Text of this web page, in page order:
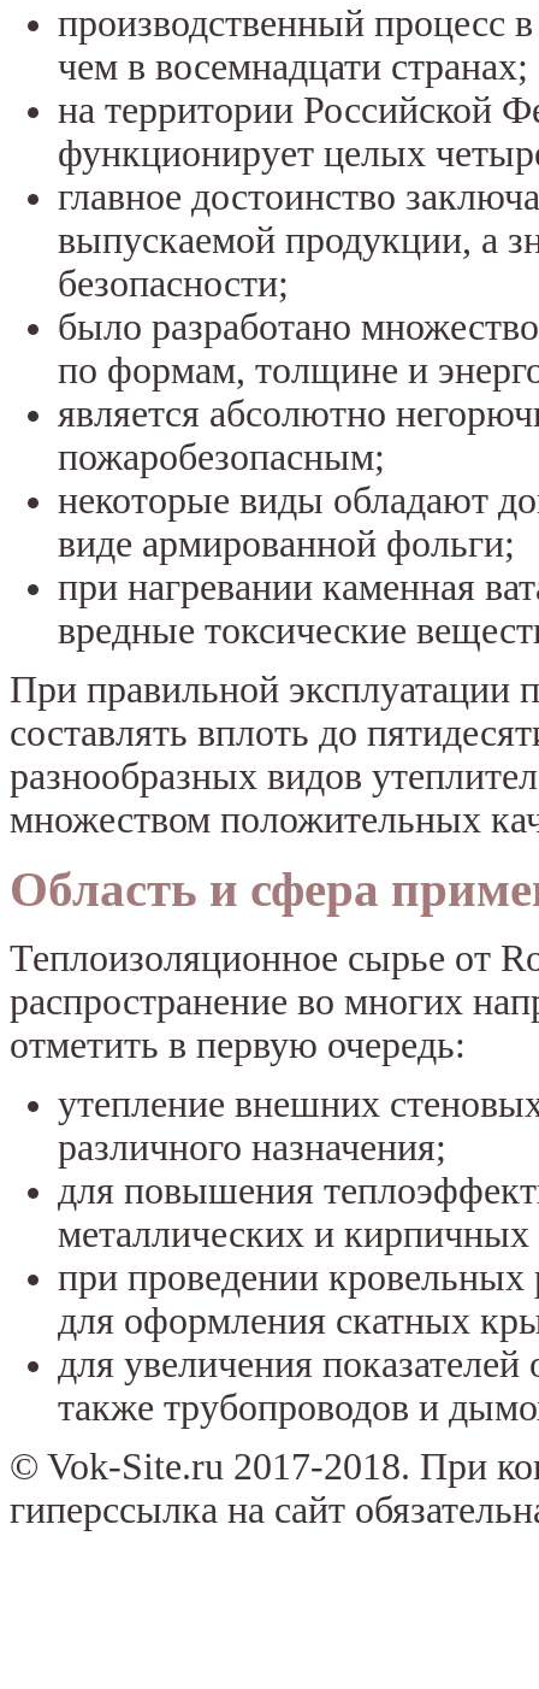
производственный процесс
чем в восемнадцати странах;
на территории Российской
функционирует целых
главное достоинство
выпускаемой продукции, а
безопасности;
было разработано
по формам, толщине и
является абсолютно
пожаробезопасным;
некоторые виды обладают
виде армированной фольги;
при нагревании каменная
вредные токсические
При правильной эксплуатации
составлять вплоть до
разнообразных видов
множеством положительных
Область и сфера
Теплоизоляционное сырье от
распространение во многих
отметить в первую очередь:
утепление внешних
различного назначения;
для повышения
металлических и кирпичных
при проведении кровельных
для оформления скатных
для увеличения
также трубопроводов и
© Vok-Site.ru 2017-2018. При
гиперссылка на сайт